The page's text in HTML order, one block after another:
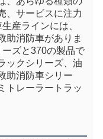
、サービスに注力
産ラインには、
助消防車がありま
ズと370の製品で
ックシリーズ、油
助消防車シリー
トレーラートラッ